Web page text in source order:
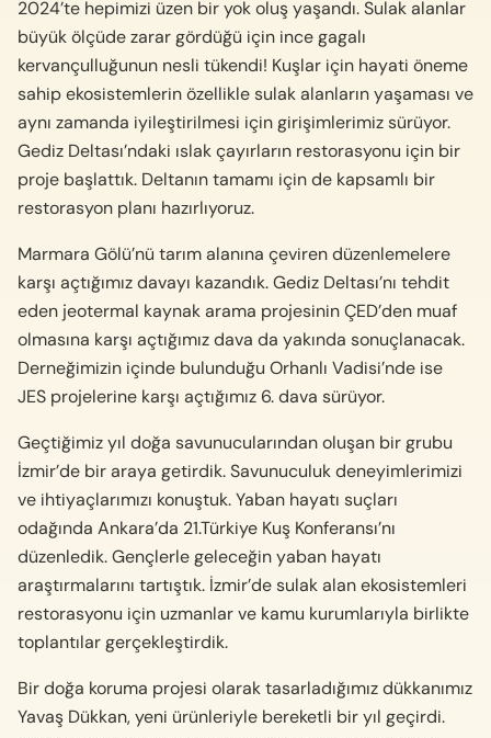
2024’te hepimizi üzen bir yok oluş yaşandı. Sulak alanlar
büyük ölçüde zarar gördüğü için ince gagalı
kervançulluğunun nesli tükendi! Kuşlar için hayati öneme
sahip ekosistemlerin özellikle sulak alanların yaşaması ve
aynı zamanda iyileştirilmesi için girişimlerimiz sürüyor.
Gediz Deltası’ndaki ıslak çayırların restorasyonu için bir
proje başlattık. Deltanın tamamı için de kapsamlı bir
restorasyon planı hazırlıyoruz.
Marmara Gölü’nü tarım alanına çeviren düzenlemelere
karşı açtığımız davayı kazandık. Gediz Deltası’nı tehdit
eden jeotermal kaynak arama projesinin ÇED’den muaf
olmasına karşı açtığımız dava da yakında sonuçlanacak.
Derneğimizin içinde bulunduğu Orhanlı Vadisi’nde ise
JES projelerine karşı açtığımız 6. dava sürüyor.
Geçtiğimiz yıl doğa savunucularından oluşan bir grubu
İzmir’de bir araya getirdik. Savunuculuk deneyimlerimizi
ve ihtiyaçlarımızı konuştuk. Yaban hayatı suçları
odağında Ankara’da 21.Türkiye Kuş Konferansı’nı
düzenledik. Gençlerle geleceğin yaban hayatı
araştırmalarını tartıştık. İzmir’de sulak alan ekosistemleri
restorasyonu için uzmanlar ve kamu kurumlarıyla birlikte
toplantılar gerçekleştirdik.
Bir doğa koruma projesi olarak tasarladığımız dükkanımız
Yavaş Dükkan, yeni ürünleriyle bereketli bir yıl geçirdi.